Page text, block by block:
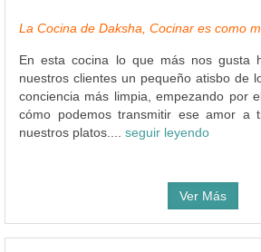
La Cocina de Daksha, Cocinar es como
En esta cocina lo que más nos gusta
nuestros clientes un pequeño atisbo de
conciencia más limpia, empezando por
cómo podemos transmitir ese amor a
nuestros platos.... seguir leyendo
Ver Más